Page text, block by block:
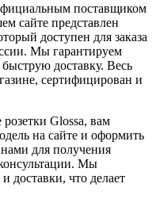
поставщиком
сайте представлен
доступен для заказа
Мы гарантируем
доставку. Весь
сертифицирован и
Glossa, вам
на сайте и оформить
для получения
Мы
доставки, что делает